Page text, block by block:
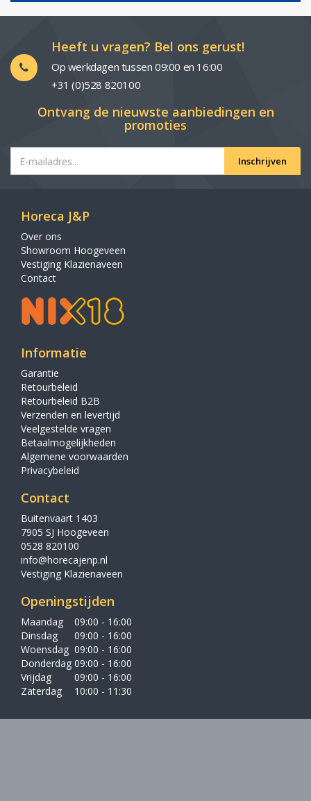
Heeft u vragen? Bel ons gerust!
Op werkdagen tussen 09:00 en 16:00
+31 (0)528 820100
Ontvang de nieuwste aanbiedingen en
promoties
Inschrijven
Horeca J&P
Over ons
Showroom Hoogeveen
Vestiging Klazienaveen
Contact
Informatie
Garantie
Retourbeleid
Retourbeleid B2B
Verzenden en levertijd
Veelgestelde vragen
Betaalmogelijkheden
Algemene voorwaarden
Privacybeleid
Contact
Buitenvaart 1403
7905 SJ Hoogeveen
0528 820100
info@horecajenp.nl
Vestiging Klazienaveen
Openingstijden
Maandag
09:00 - 16:00
Dinsdag
09:00 - 16:00
Woensdag 09:00 - 16:00
Donderdag 09:00 - 16:00
Vrijdag
09:00 - 16:00
Zaterdag
10:00 - 11:30